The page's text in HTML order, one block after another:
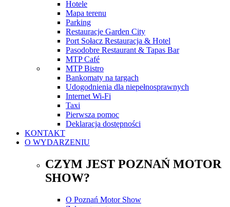
Hotele
Mapa terenu
Parking
Restauracje Garden City
Port Sołacz Restauracja & Hotel
Pasodobre Restaurant & Tapas Bar
MTP Café
MTP Bistro
Bankomaty na targach
Udogodnienia dla niepełnosprawnych
Internet Wi-Fi
Taxi
Pierwsza pomoc
Deklaracja dostępności
KONTAKT
O WYDARZENIU
CZYM JEST POZNAŃ MOTOR
SHOW?
O Poznań Motor Show